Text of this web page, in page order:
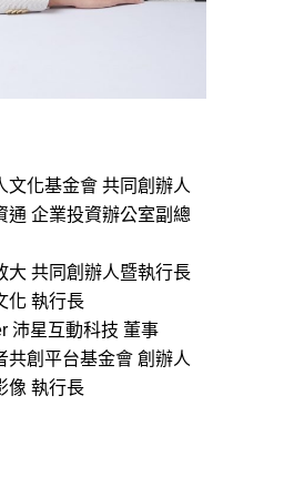
化基金會 共同創辦人
企業投資辦公室副總
共同創辦人暨執行長
化 執行長
星互動科技 董事
創平台基金會 創辦人
執行長